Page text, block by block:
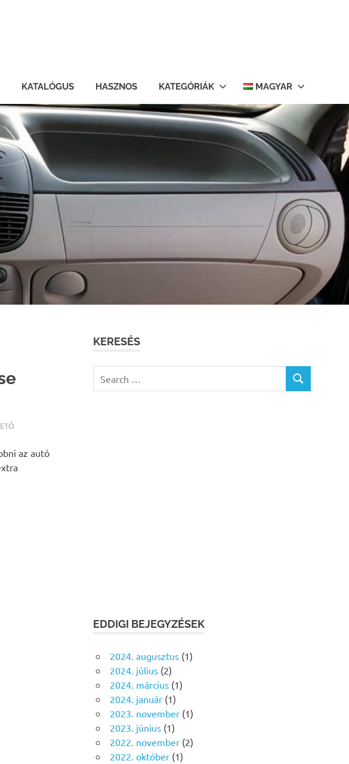
KATALÓGUS HASZNOS KATEGÓRIÁK MAGYAR
az autó
KERESÉS
for:
SEARCH
EDDIGI BEJEGYZÉSEK
2024. augusztus (1)
2024. július (2)
2024. március (1)
2024. január (1)
2023. november (1)
2023. június (1)
2022. november (2)
2022. október (1)